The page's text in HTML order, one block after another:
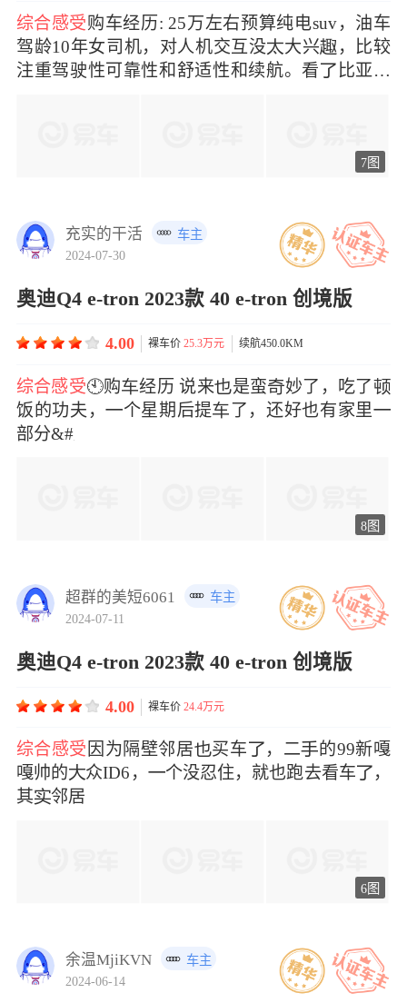
综合感受购车经历: 25万左右预算纯电suv，油车
驾龄10年女司机，对人机交互没大兴，比较
注重驾驶性可靠性和舒适性和续航。看比亚迪
7图
充实的干活
车主
2024-07-30
奥迪Q4 e-tron 2023款 40 e-tron 创境版
4.00 裸车价25.3万元 续航450.0KM
综合感受🕙购经历 说来是蛮妙了，吃了
饭的功夫，个星期后提了，还好也有家里
部分&#x
8图
超群的美短6061
车主
2024-07-11
奥迪Q4 e-tron 2023款 40 e-tron 创境版
4.00 裸车价24.4万元
综合感受 因为隔壁邻居买车，二的99新嘎
嘎帅的众ID6，个没忍住，就也跑去看车，
其邻居
6图
余温MjiKVN
车主
2024-06-14